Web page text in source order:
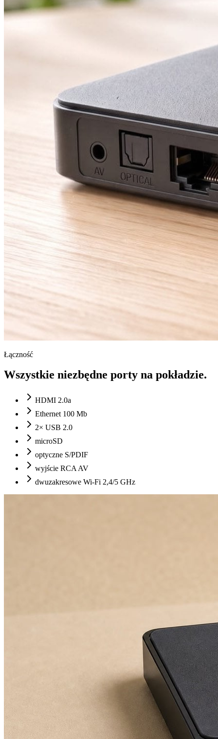
Łączność
Wszystkie niezbędne porty na pokładzie.
HDMI 2.0a
Ethernet 100 Mb
2× USB 2.0
microSD
optyczne S/PDIF
wyjście RCA AV
dwuzakresowe Wi-Fi 2,4/5 GHz